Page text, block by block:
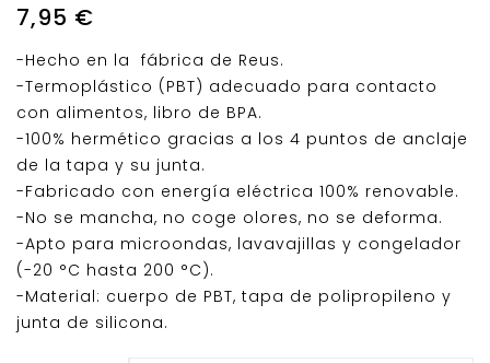
7,95 €
-Hecho en la fábrica de Reus.
-Termoplástico (PBT) adecuado para contacto
con alimentos, libro de BPA.
-100% hermético gracias a los 4 puntos de anclaje
de la tapa y su junta.
-Fabricado con energía eléctrica 100% renovable.
-No se mancha, no coge olores, no se deforma.
-Apto para microondas, lavavajillas y congelador
(-20 °C hasta 200 °C).
-Material: cuerpo de PBT, tapa de polipropileno y
junta de silicona.